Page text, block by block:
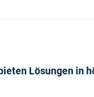
Lösungen in